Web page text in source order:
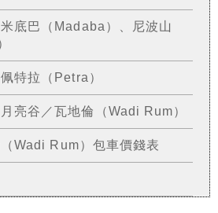
底巴（Madaba）、尼波山
特拉（Petra）
亮谷／瓦地倫（Wadi Rum）
Wadi Rum）包車價錢表